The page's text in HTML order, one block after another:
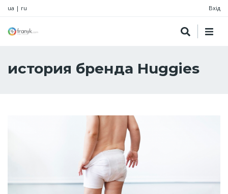
ua | ru Вхід
история бренда Huggies